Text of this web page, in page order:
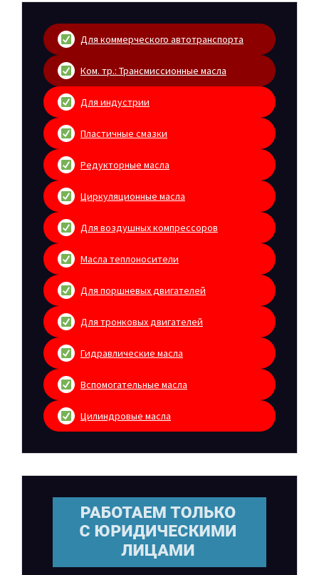
Для коммерческого автотранспорта
Ком. тр.: Трансмиссионные масла
Для индустрии
Пластичные смазки
Редукторные масла
Циркуляционные масла
Для воздушных компрессоров
Масла теплоносители
Для поршневых двигателей
Для тронковых двигателей
Гидравлические масла
Вспомогательные масла
Цилиндровые масла